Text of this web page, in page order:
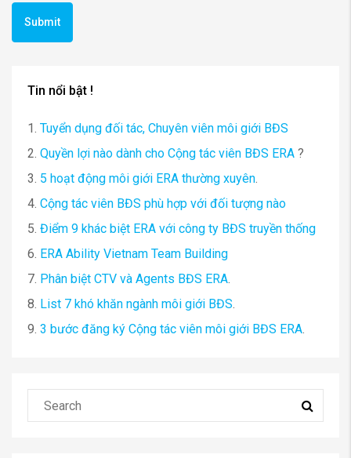
Tin nổi bật !
1. Tuyển dụng đối tác, Chuyên viên môi giới BĐS
2. Quyền lợi nào dành cho Cộng tác viên BĐS ERA ?
3. 5 hoạt động môi giới ERA thường xuyên.
4. Cộng tác viên BĐS phù hợp với đối tượng nào
5. Điểm 9 khác biệt ERA với công ty BĐS truyền thống
6. ERA Ability Vietnam Team Building
7. Phân biệt CTV và Agents BĐS ERA.
8. List 7 khó khăn ngành môi giới BĐS.
9. 3 bước đăng ký Cộng tác viên môi giới BĐS ERA.